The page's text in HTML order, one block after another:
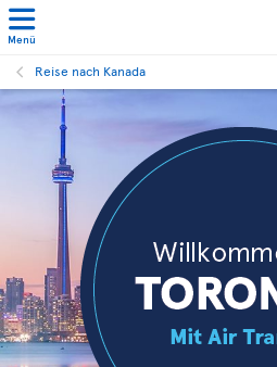
Menü
Reise nach Kanada